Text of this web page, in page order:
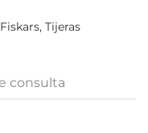
Fiskars, Tijeras
consulta